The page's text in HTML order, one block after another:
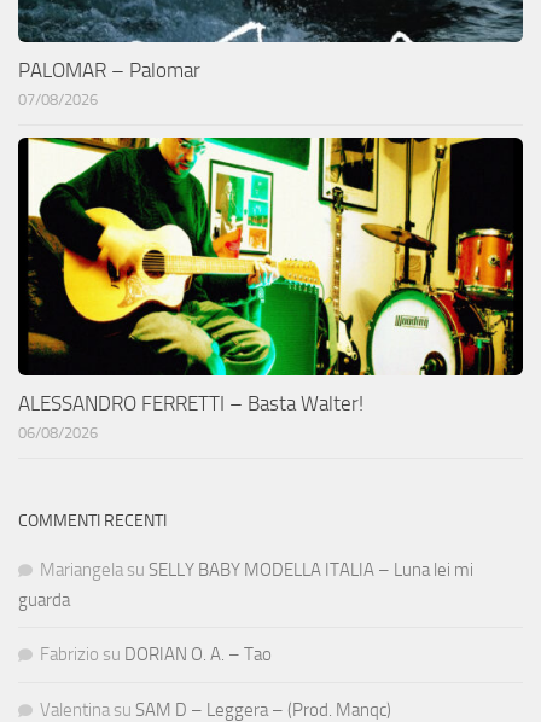
PALOMAR – Palomar
07/08/2026
ALESSANDRO FERRETTI – Basta Walter!
06/08/2026
COMMENTI RECENTI
Mariangela su SELLY BABY MODELLA ITALIA – Luna lei mi
guarda
Fabrizio su DORIAN O. A. – Tao
Valentina su SAM D – Leggera – (Prod. Manqc)